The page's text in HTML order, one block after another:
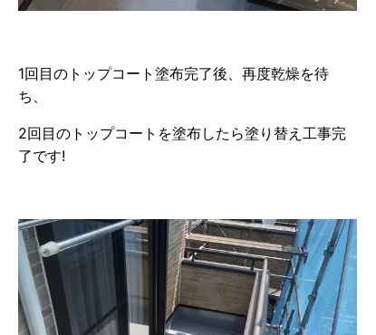
1回目のトップコート塗布完了後、再度乾燥を待
ち、
2回目のトップコートを塗布したら塗り替え工事完
了です!